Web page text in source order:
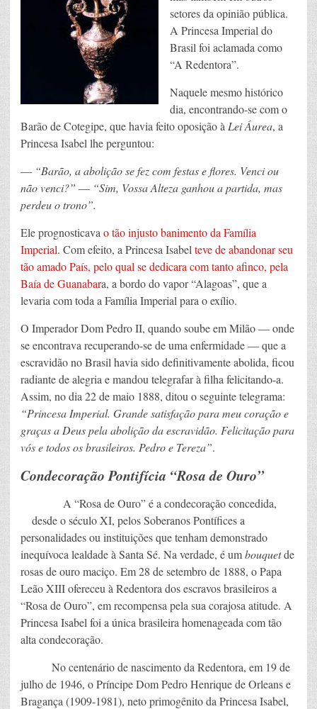
setores da opinião pública.
A Princesa Imperial do
Brasil foi aclamada como
“A Redentora”.
Naquele mesmo histórico
dia, encontrando-se com o
Barão de Cotegipe, que havia feito oposição à Lei Áurea, a
Princesa Isabel lhe perguntou:
— “Barão, a abolição se fez com festas e flores. Venci ou
não venci?” — “Sim, Vossa Alteza ganhou a partida, mas
perdeu o trono”.
Ele prognosticava o tão injusto banimento da Família
Imperial. Com efeito, a Princesa Isabel teve de abandonar seu
tão amado País, pelo qual se dedicara com tanto afinco, pela
Baía de Guanabara, a bordo do vapor “Alagoas”, que a
levaria com toda a Família Imperial para o exílio.
O Imperador Dom Pedro II, quando soube em Milão — onde
se encontrava recuperando-se de uma enfermidade — que a
escravidão no Brasil havia sido definitivamente abolida, ficou
radiante de alegria e mandou telegrafar à filha felicitando-a.
Assim, no dia 22 de maio 1888, ditou o seguinte telegrama:
“Princesa Imperial. Grande satisfação para meu coração e
graças a Deus pela abolição da escravidão. Felicitação para
vós e todos os brasileiros. Pedro e Tereza”.
Condecoração Pontifícia “Rosa de Ouro”
A “Rosa de Ouro” é a condecoração concedida,
desde o século XI, pelos Soberanos Pontífices a
personalidades ou instituições que tenham demonstrado
inequívoca lealdade à Santa Sé. Na verdade, é umbouquetde
rosas de ouro maciço. Em 28 de setembro de 1888, o Papa
Leão XIII ofereceu à Redentora dos escravos brasileiros a
“Rosa de Ouro”, em recompensa pela sua corajosa atitude. A
Princesa Isabel foi a única brasileira homenageada com tão
alta condecoração.
No centenário de nascimento da Redentora, em 19 de
julho de 1946, o Príncipe Dom Pedro Henrique de Orleans e
Bragança (1909-1981), neto primogênito da Princesa Isabel,